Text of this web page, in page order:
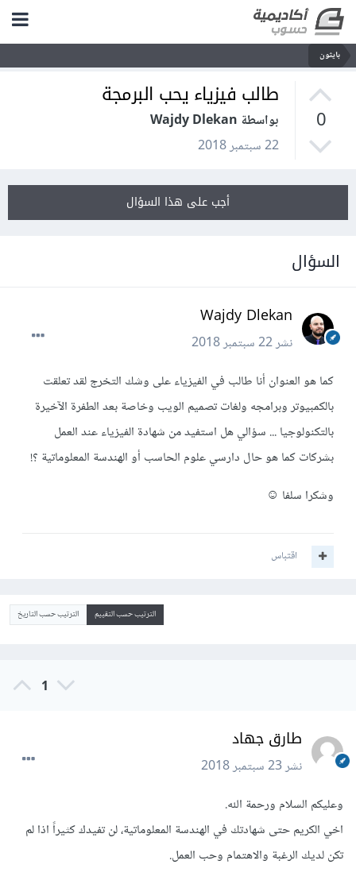
بايثون
0
طالب فيزياء يحب البرمجة
بواسطة Wajdy Dlekan
22 سبتمبر 2018
أجب على هذا السؤال
السؤال
Wajdy Dlekan
نشر22 سبتمبر 2018
كما هو العنوان أنا طالب في الفيزياء على وشك التخرج لقد تعلقت
بالكمبيوتر وبرامجه ولغات تصميم الويب وخاصة بعد الطفرة الآخيرة
بالتكنولوجيا ... سؤالي هل استفيد من شهادة الفيزياء عند العمل
بشركات كما هو حال دارسي علوم الحاسب أو الهندسة المعلوماتية ؟!
وشكرا سلفا ☺
اقتباس
الترتيب حسب التقييم الترتيب حسب التاريخ
1
طارق جهاد
نشر23 سبتمبر 2018
وعليكم السلام ورحمة الله.
اخي الكريم حتى شهادتك في الهندسة المعلوماتية، لن تفيدك كثيراً اذا لم
تكن لديك الرغبة والاهتمام وحب العمل.